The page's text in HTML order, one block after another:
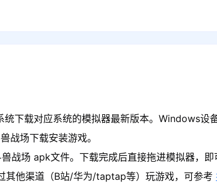
下载对应系统的模拟器最新版本。Windows设
战场下载安装游戏。
场 apk文件。下载完成后直接拖进模拟器，即
其他渠道（B站/华为/taptap等）玩游戏，可参考